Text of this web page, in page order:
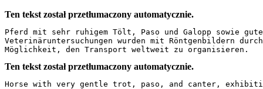
Ten tekst został przetłumaczony automatycznie.
Pferd mit sehr ruhigem Tölt, Paso und Galopp sowie
Veterinäruntersuchungen wurden mit Röntgenbildern
Möglichkeit, den Transport weltweit zu organisieren.
Ten tekst został przetłumaczony automatycznie.
Horse with very gentle trot, paso, and canter,